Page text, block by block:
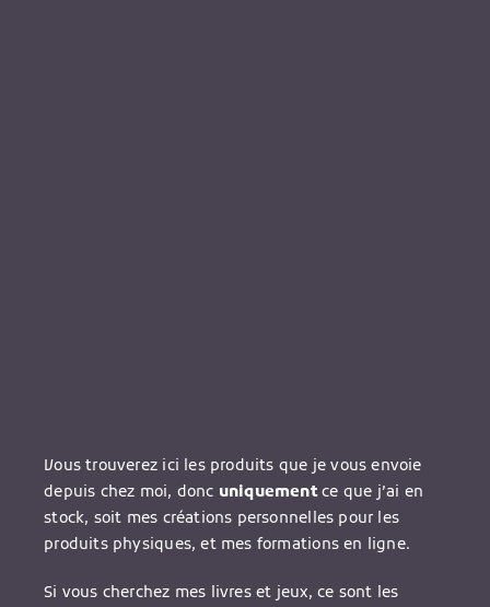
Vous trouverez ici les produits que je vous envoie
depuis chez moi, donc uniquementce que j’ai en
stock, soit mes créations personnelles pour les
produits physiques, et mes formations en ligne.
Si vous cherchez mes livres et jeux, ce sont les